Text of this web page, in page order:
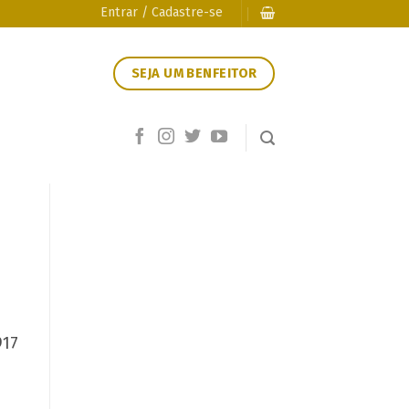
Entrar / Cadastre-se
SEJA UM BENFEITOR